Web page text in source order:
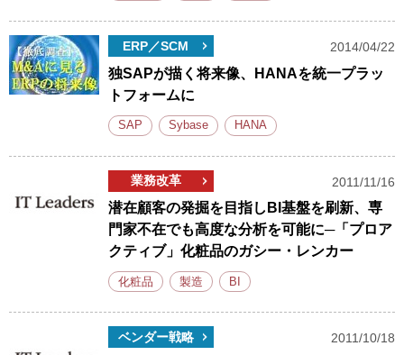
ERP／SCM 2014/04/22
独SAPが描く将来像、HANAを統一プラッ
トフォームに
SAP Sybase HANA
業務改革 2011/11/16
潜在顧客の発掘を目指しBI基盤を刷新、専
門家不在でも高度な分析を可能に─「プロア
クティブ」化粧品のガシー・レンカー
化粧品 製造 BI
ベンダー戦略 2011/10/18